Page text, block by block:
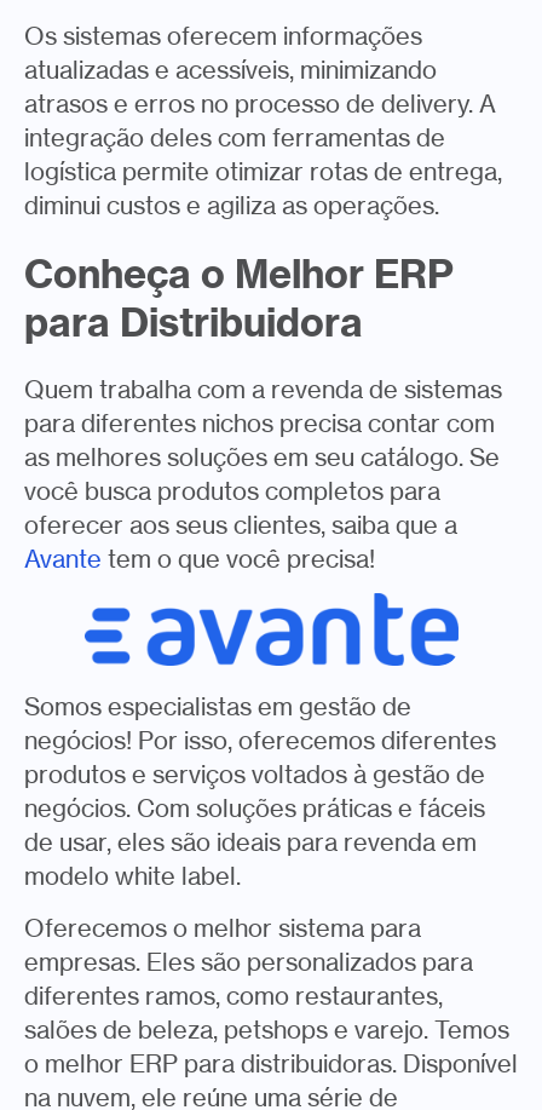
Os sistemas oferecem informações
atualizadas e acessíveis, minimizando
atrasos e erros no processo de delivery. A
integração deles com ferramentas de
logística permite otimizar rotas de entrega,
diminui custos e agiliza as operações.
Conheça o Melhor ERP
para Distribuidora
Quem trabalha com a revenda de sistemas
para diferentes nichos precisa contar com
as melhores soluções em seu catálogo. Se
você busca produtos completos para
oferecer aos seus clientes, saiba que a
Avante tem o que você precisa!
Somos especialistas em gestão de
negócios! Por isso, oferecemos diferentes
produtos e serviços voltados à gestão de
negócios. Com soluções práticas e fáceis
de usar, eles são ideais para revenda em
modelo white label.
Oferecemos o melhor sistema para
empresas. Eles são personalizados para
diferentes ramos, como restaurantes,
salões de beleza, petshops e varejo. Temos
o melhor ERP para distribuidoras. Disponível
na nuvem, ele reúne uma série de